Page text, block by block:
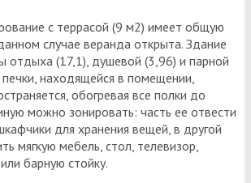
с террасой (9 м2) имеет общую
случае веранда открыта. Здание
отдыха (17,1), душевой (3,96) и парной
находящейся в помещении,
обогревая все полки до
можно зонировать: часть ее отвести
для хранения вещей, в другой
мягкую мебель, стол, телевизор,
барную стойку.